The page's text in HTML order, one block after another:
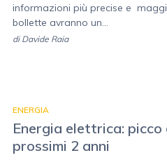
informazioni più precise e
bollette avranno un...
di Davide Raia
ENERGIA
Energia elettrica: picco
prossimi 2 anni